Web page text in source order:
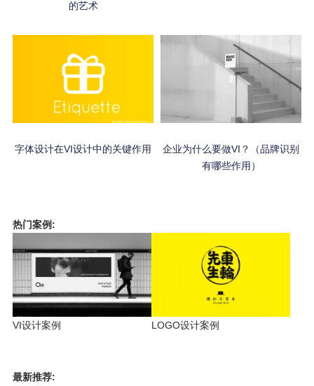
的艺术
字体设计在VI设计中的关键作用
企业为什么要做VI？（品牌识别
有哪些作用）
热门案例:
VI设计案例 LOGO设计案例
最新推荐: